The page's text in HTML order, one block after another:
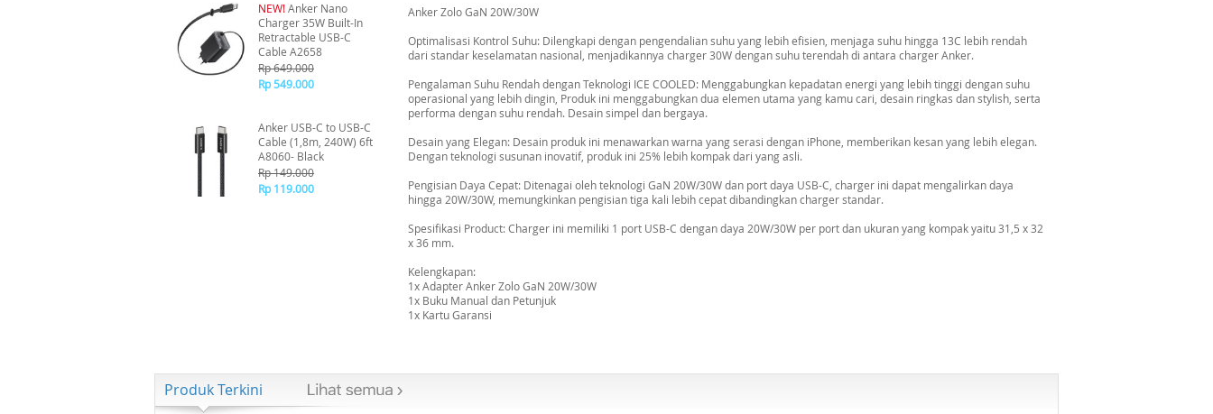
NEW!Anker Nano
Charger 35W Built-In
Retractable USB-C
Cable A2658
Rp 649.000
Rp 549.000
Anker USB-C to USB-C
Cable (1,8m, 240W) 6ft
A8060- Black
Rp 149.000
Rp 119.000
Anker Zolo GaN 20W/30W
Optimalisasi Kontrol Suhu: Dilengkapi dengan pengendalian suhu yang lebih efisien, menjaga suhu hingga 13C lebih rendah
dari standar keselamatan nasional, menjadikannya charger 30W dengan suhu terendah di antara charger Anker.
Pengalaman Suhu Rendah dengan Teknologi ICE COOLED: Menggabungkan kepadatan energi yang lebih tinggi dengan suhu
operasional yang lebih dingin, Produk ini menggabungkan dua elemen utama yang kamu cari, desain ringkas dan stylish, serta
performa dengan suhu rendah. Desain simpel dan bergaya.
Desain yang Elegan: Desain produk ini menawarkan warna yang serasi dengan iPhone, memberikan kesan yang lebih elegan.
Dengan teknologi susunan inovatif, produk ini 25% lebih kompak dari yang asli.
Pengisian Daya Cepat: Ditenagai oleh teknologi GaN 20W/30W dan port daya USB-C, charger ini dapat mengalirkan daya
hingga 20W/30W, memungkinkan pengisian tiga kali lebih cepat dibandingkan charger standar.
Spesifikasi Product: Charger ini memiliki 1 port USB-C dengan daya 20W/30W per port dan ukuran yang kompak yaitu 31,5 x 32
x 36 mm.
Kelengkapan:
1x Adapter Anker Zolo GaN 20W/30W
1x Buku Manual dan Petunjuk
1x Kartu Garansi
Produk Terkini